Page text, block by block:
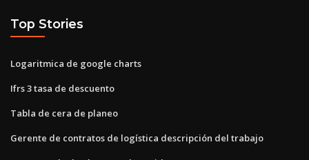
Top Stories
Logaritmica de google charts
Ifrs 3 tasa de descuento
Tabla de cera de planeo
Gerente de contratos de logística descripción del trabajo